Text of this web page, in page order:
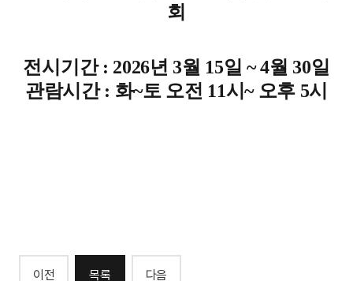
회
전시기간 : 2026년 3월 15일 ~ 4월 30일
관람시간 : 화~토 오전 11시~ 오후 5시
이전 목록 다음